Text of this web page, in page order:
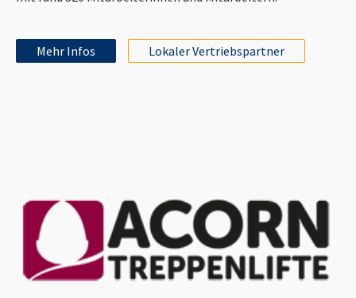
Mehr Infos Lokaler Vertriebspartner